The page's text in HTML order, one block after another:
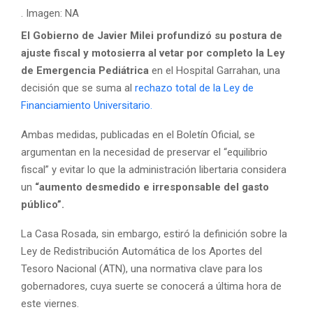
. Imagen: NA
El Gobierno de Javier Milei profundizó su postura de
ajuste fiscal y motosierra al vetar por completo la Ley
de Emergencia Pediátrica en el Hospital Garrahan, una
decisión que se suma al rechazo total de la Ley de
Financiamiento Universitario.
Ambas medidas, publicadas en el Boletín Oficial, se
argumentan en la necesidad de preservar el “equilibrio
fiscal” y evitar lo que la administración libertaria considera
un “aumento desmedido e irresponsable del gasto
público”.
La Casa Rosada, sin embargo, estiró la definición sobre la
Ley de Redistribución Automática de los Aportes del
Tesoro Nacional (ATN), una normativa clave para los
gobernadores, cuya suerte se conocerá a última hora de
este viernes.